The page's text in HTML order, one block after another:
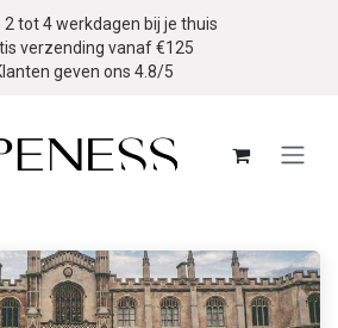
2 tot 4 werkdagen bij je thuis
verzending vanaf €125
geven ons 4.8/5